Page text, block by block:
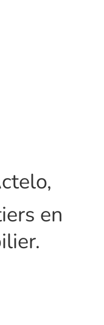
en